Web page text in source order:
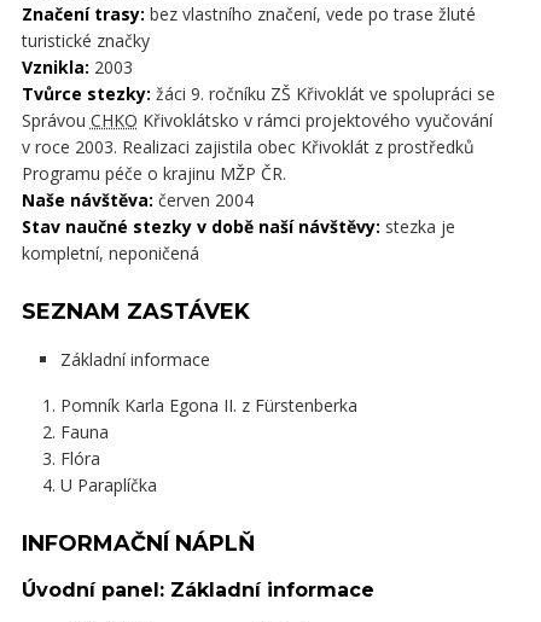
Značení trasy: bez vlastního značení, vede po trase žluté
turistické značky
Vznikla: 2003
Tvůrce stezky: žáci 9. ročníku ZŠ Křivoklát ve spolupráci se
Správou CHKO Křivoklátsko v rámci projektového vyučování
v roce 2003. Realizaci zajistila obec Křivoklát z prostředků
Programu péče o krajinu MŽP ČR.
Naše návštěva: červen 2004
Stav naučné stezky v době naší návštěvy: stezka je
kompletní, neponičená
SEZNAM ZASTÁVEK
Základní informace
Pomník Karla Egona II. z Fürstenberka
Fauna
Flóra
U Paraplíčka
INFORMAČNÍ NÁPLŇ
Úvodní panel: Základní informace